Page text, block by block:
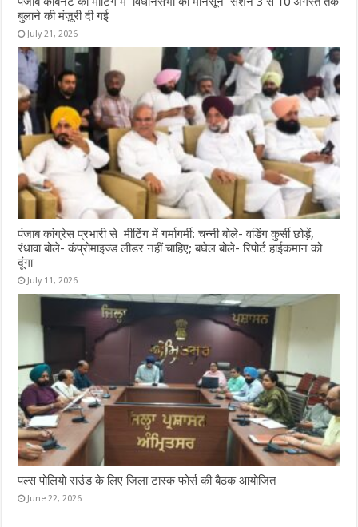
बुलाने की मंज़ूरी दी गई
July 21, 2026
पंजाब कांग्रेस प्रभारी से मीटिंग में गर्मागर्मी: चन्नी बोले- वडिंग कुर्सी छोड़ें,
रंधावा बोले- कंप्रोमाइज्ड लीडर नहीं चाहिए; बघेल बोले- रिपोर्ट हाईकमान को
दूंगा
July 11, 2026
पल्स पोलियो राउंड के लिए जिला टास्क फोर्स की बैठक आयोजित
June 22, 2026